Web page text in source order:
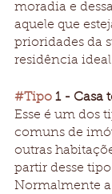
moradia e
aquele que
prioridades da
residência
#Tipo 1 - Casa
Esse é um dos
comuns de
outras
partir desse
Normalmente